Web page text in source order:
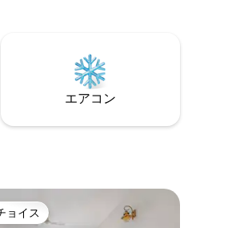
エアコン
ョイス
ョイス